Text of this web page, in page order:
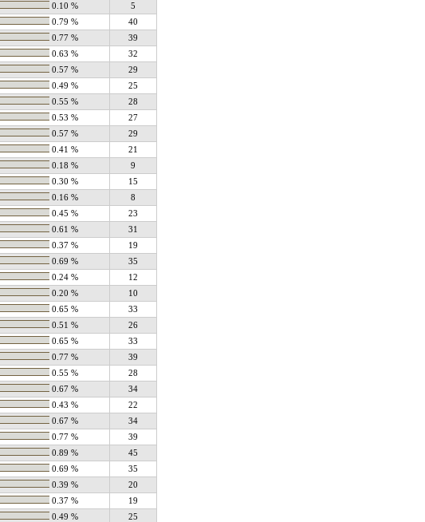
0.10 %
5
0.79 %
40
0.77 %
39
0.63 %
32
0.57 %
29
0.49 %
25
0.55 %
28
0.53 %
27
0.57 %
29
0.41 %
21
0.18 %
9
0.30 %
15
0.16 %
8
0.45 %
23
0.61 %
31
0.37 %
19
0.69 %
35
0.24 %
12
0.20 %
10
0.65 %
33
0.51 %
26
0.65 %
33
0.77 %
39
0.55 %
28
0.67 %
34
0.43 %
22
0.67 %
34
0.77 %
39
0.89 %
45
0.69 %
35
0.39 %
20
0.37 %
19
0.49 %
25